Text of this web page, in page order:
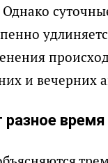
и вечерних
время